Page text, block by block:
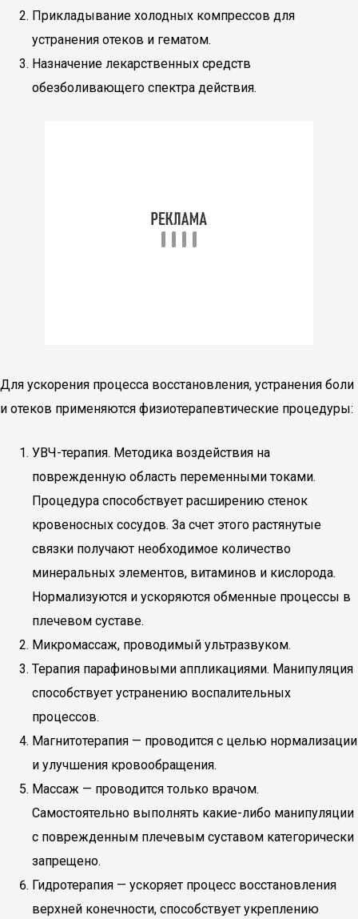
Прикладывание холодных компрессов для
устранения отеков и гематом.
Назначение лекарственных средств
обезболивающего спектра действия.
Для ускорения процесса восстановления, устранения боли
и отеков применяются физиотерапевтические процедуры:
УВЧ-терапия. Методика воздействия на
поврежденную область переменными токами.
Процедура способствует расширению стенок
кровеносных сосудов. За счет этого растянутые
связки получают необходимое количество
минеральных элементов, витаминов и кислорода.
Нормализуются и ускоряются обменные процессы в
плечевом суставе.
Микромассаж, проводимый ультразвуком.
Терапия парафиновыми аппликациями. Манипуляция
способствует устранению воспалительных
процессов.
Магнитотерапия — проводится с целью нормализации
и улучшения кровообращения.
Массаж — проводится только врачом.
Самостоятельно выполнять какие-либо манипуляции
с поврежденным плечевым суставом категорически
запрещено.
Гидротерапия — ускоряет процесс восстановления
верхней конечности, способствует укреплению